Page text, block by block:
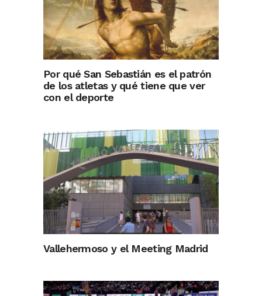
Por qué San Sebastián es el patrón
de los atletas y qué tiene que ver
con el deporte
Vallehermoso y el Meeting Madrid